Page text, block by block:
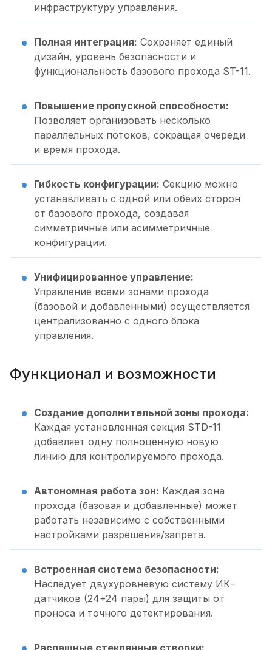
инфраструктуру управления.
Полная интеграция: Сохраняет единый
дизайн, уровень безопасности и
функциональность базового прохода ST-11.
Повышение пропускной способности:
Позволяет организовать несколько
параллельных потоков, сокращая очереди
и время прохода.
Гибкость конфигурации: Секцию можно
устанавливать с одной или обеих сторон
от базового прохода, создавая
симметричные или асимметричные
конфигурации.
Унифицированное управление:
Управление всеми зонами прохода
(базовой и добавленными) осуществляется
централизованно с одного блока
управления.
Функционал и возможности
Создание дополнительной зоны прохода:
Каждая установленная секция STD-11
добавляет одну полноценную новую
линию для контролируемого прохода.
Автономная работа зон: Каждая зона
прохода (базовая и добавленные) может
работать независимо с собственными
настройками разрешения/запрета.
Встроенная система безопасности:
Наследует двухуровневую систему ИК-
датчиков (24+24 пары) для защиты от
проноса и точного детектирования.